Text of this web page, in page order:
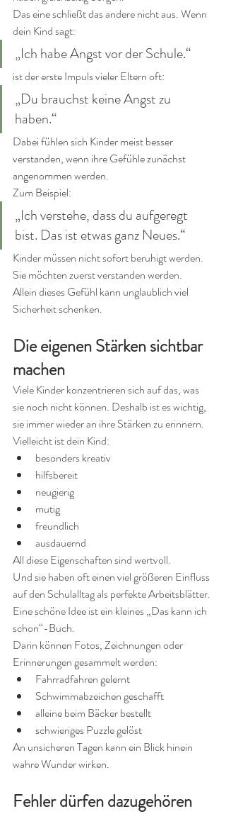
Das eine schließt das andere nicht aus. Wenn
dein Kind sagt:
„Ich habe Angst vor der Schule.“
ist der erste Impuls vieler Eltern oft:
„Du brauchst keine Angst zu
haben.“
Dabei fühlen sich Kinder meist besser
verstanden, wenn ihre Gefühle zunächst
angenommen werden.
Zum Beispiel:
„Ich verstehe, dass du aufgeregt
bist. Das ist etwas ganz Neues.“
Kinder müssen nicht sofort beruhigt werden.
Sie möchten zuerst verstanden werden.
Allein dieses Gefühl kann unglaublich viel
Sicherheit schenken.
Die eigenen Stärken sichtbar
machen
Viele Kinder konzentrieren sich auf das, was
sie noch nicht können. Deshalb ist es wichtig,
sie immer wieder an ihre Stärken zu erinnern.
Vielleicht ist dein Kind:
besonders kreativ
hilfsbereit
neugierig
mutig
freundlich
ausdauernd
All diese Eigenschaften sind wertvoll.
Und sie haben oft einen viel größeren Einfluss
auf den Schulalltag als perfekte Arbeitsblätter.
Eine schöne Idee ist ein kleines „Das kann ich
schon“-Buch.
Darin können Fotos, Zeichnungen oder
Erinnerungen gesammelt werden:
Fahrradfahren gelernt
Schwimmabzeichen geschafft
alleine beim Bäcker bestellt
schwieriges Puzzle gelöst
An unsicheren Tagen kann ein Blick hinein
wahre Wunder wirken.
Fehler dürfen dazugehören